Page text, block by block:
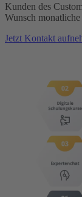
Kunden des
Wunsch
Jetzt Kontakt